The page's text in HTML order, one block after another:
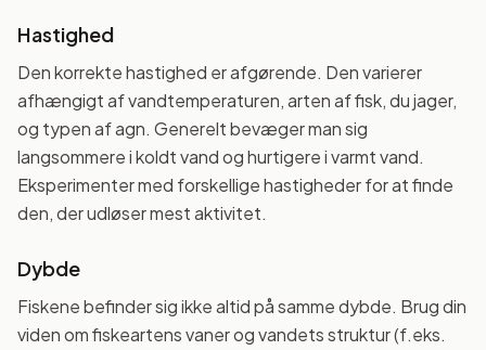
Hastighed
Den korrekte hastighed er afgørende. Den varierer
afhængigt af vandtemperaturen, arten af fisk, du jager,
og typen af agn. Generelt bevæger man sig
langsommere i koldt vand og hurtigere i varmt vand.
Eksperimenter med forskellige hastigheder for at finde
den, der udløser mest aktivitet.
Dybde
Fiskene befinder sig ikke altid på samme dybde. Brug din
viden om fiskeartens vaner og vandets struktur (f.eks.